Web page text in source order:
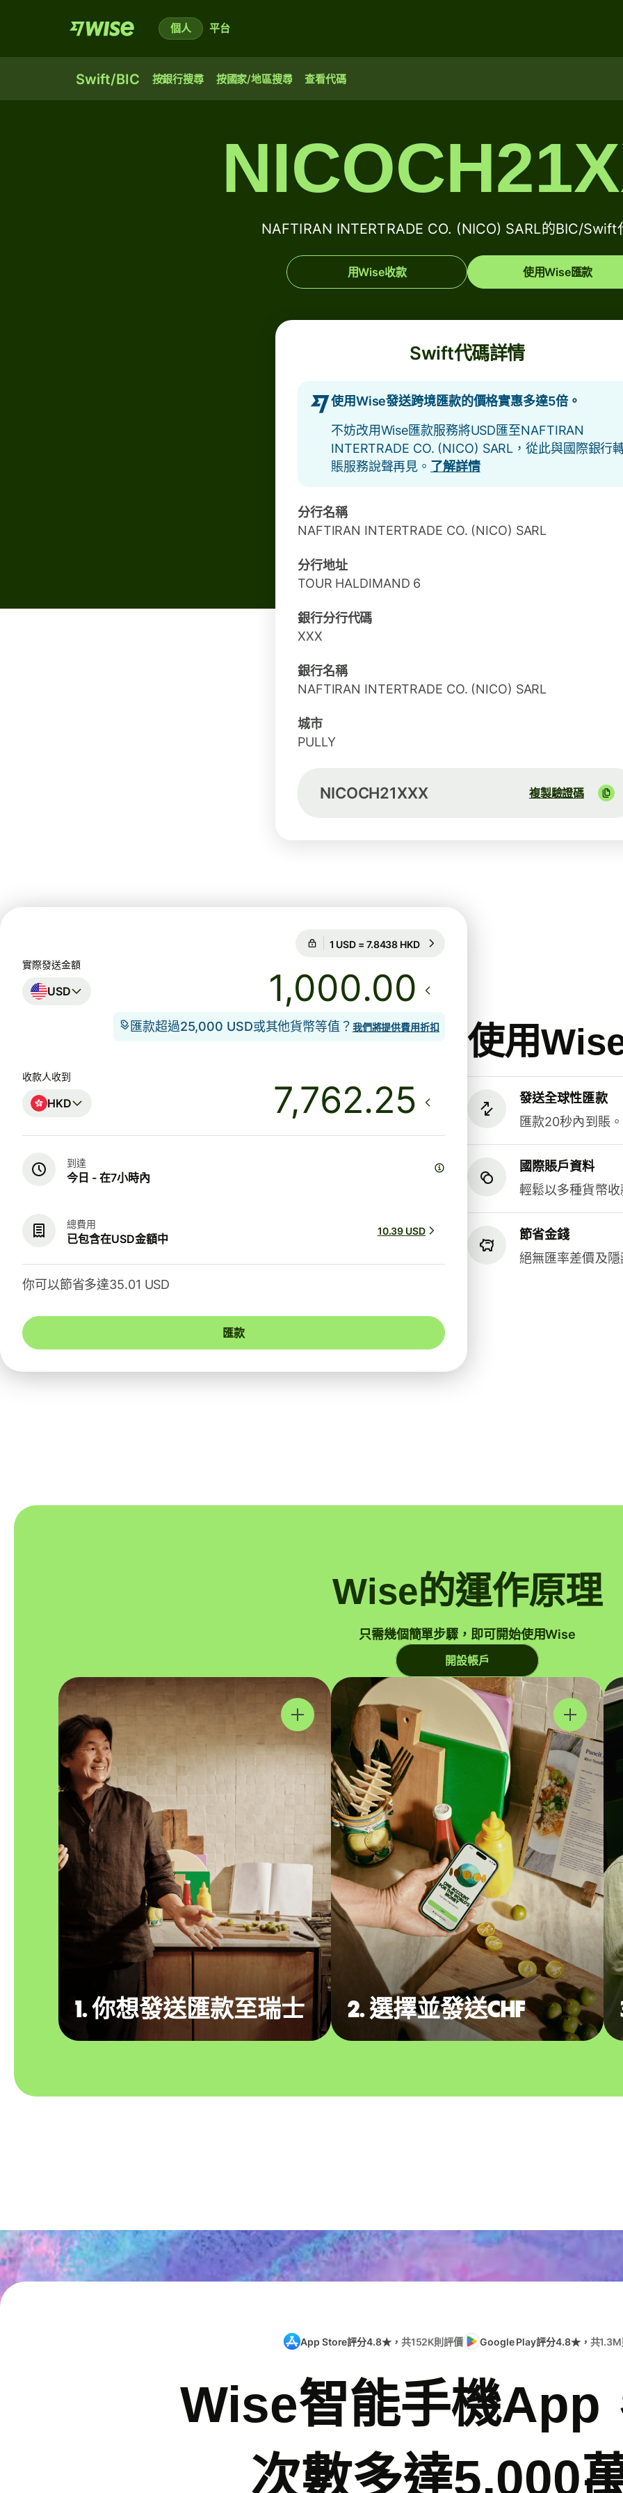
個人 平台
Swift/BIC 按銀行搜尋 按國家/地區搜尋 查看代碼
NAFTIRAN INTERTRADE CO. (NICO) SARL的BIC/Swift
用Wise收款 使用Wise匯款
Swift代碼詳情
使用Wise發送跨境匯款的價格實惠多達5倍。
不妨改用Wise匯款服務將USD匯至NAFTIRAN
INTERTRADE CO. (NICO) SARL，從此與國際銀行
賬服務說聲再見。 了解詳情
分行名稱
NAFTIRAN INTERTRADE CO. (NICO) SARL
分行地址
TOUR HALDIMAND 6
銀行分行代碼
XXX
銀行名稱
NAFTIRAN INTERTRADE CO. (NICO) SARL
城市
PULLY
NICOCH21XXX 複製驗證碼
使用
發送全球性匯款
匯款20秒內到賬。
國際賬戶資料
輕鬆以多種貨幣
節省金錢
絕無匯率差價及
匯率保證為期15小時
實際發送金額
USD .00
匯款超過25,000 USD或其他貨幣等值？ 我們將提供費用折扣
收款人收到
HKD
到達
今日 - 在7小時內
總費用
已包含在USD金額中
10.39 USD
你可以節省多達35.01 USD
匯款
Wise的運作原理
只需幾個簡單步驟，即可開始使用Wise
開設帳戶
1. 你想發送匯款至瑞士 2. 選擇並發送CHF
App Store評分4.8★， 共152K則評價 Google Play評分4.8★， 共
Wise智能手機App
次數多達5,000